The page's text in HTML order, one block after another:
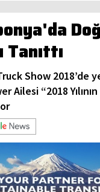
Tanıttı
Show 2018’de
Ailesi “2018